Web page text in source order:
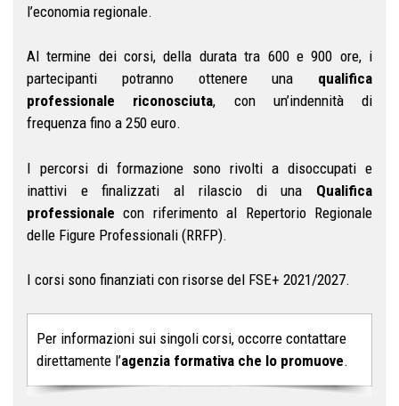
l’economia regionale.
Al termine dei corsi, della durata tra 600 e 900 ore, i
partecipanti potranno ottenere una qualifica
professionale riconosciuta, con un’indennità di
frequenza fino a 250 euro.
I percorsi di formazione sono rivolti a disoccupati e
inattivi e finalizzati al rilascio di una Qualifica
professionale con riferimento al Repertorio Regionale
delle Figure Professionali (RRFP).
I corsi sono finanziati con risorse del FSE+ 2021/2027.
Per informazioni sui singoli corsi, occorre contattare
direttamente l’agenzia formativa che lo promuove.